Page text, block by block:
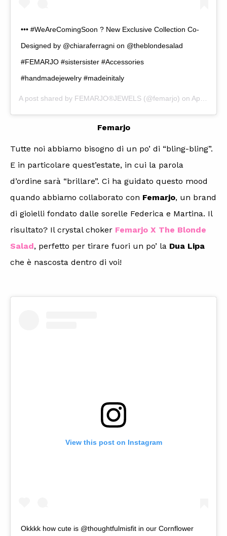
••• #WeAreComingSoon ? New Exclusive Collection Co-
Designed by @chiaraferragni on @theblondesalad
#FEMARJO #sistersister #Accessories
#handmadejewelry #madeinitaly
A post shared by FEMARJO®JEWELS (@femarjo) on Apr 10, 2018 at 10:08am PDT
Femarjo
Tutte noi abbiamo bisogno di un po’ di “bling-bling”.
E in particolare quest’estate, in cui la parola
d’ordine sarà “brillare”. Ci ha guidato questo mood
quando abbiamo collaborato con Femarjo, un brand
di gioielli fondato dalle sorelle Federica e Martina. Il
risultato? Il crystal choker Femarjo X The Blonde
Salad, perfetto per tirare fuori un po’ la Dua Lipa
che è nascosta dentro di voi!
View this post on Instagram
Okkkk how cute is @thoughtfulmisfit in our Cornflower